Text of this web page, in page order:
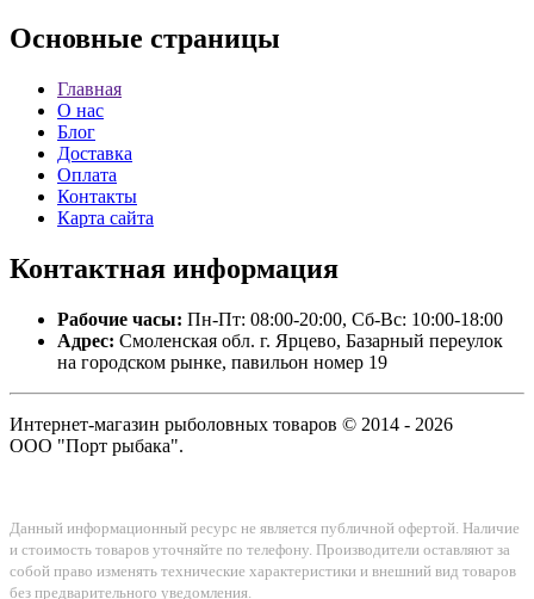
Основные страницы
Главная
О нас
Блог
Доставка
Оплата
Контакты
Карта сайта
Контактная информация
Рабочие часы: Пн-Пт: 08:00-20:00, Сб-Вс: 10:00-18:00
Адрес: Смоленская обл. г. Ярцево, Базарный переулок
на городском рынке, павильон номер 19
Интернет-магазин рыболовных товаров © 2014 - 2026
ООО "Порт рыбака".
Данный информационный ресурс не является публичной офертой. Наличие
и стоимость товаров уточняйте по телефону. Производители оставляют за
собой право изменять технические характеристики и внешний вид товаров
без предварительного уведомления.